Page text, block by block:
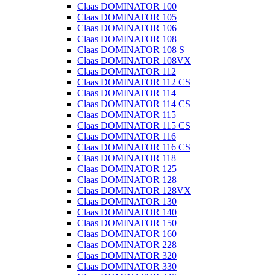
Claas DOMINATOR 100
Claas DOMINATOR 105
Claas DOMINATOR 106
Claas DOMINATOR 108
Claas DOMINATOR 108 S
Claas DOMINATOR 108VX
Claas DOMINATOR 112
Claas DOMINATOR 112 CS
Claas DOMINATOR 114
Claas DOMINATOR 114 CS
Claas DOMINATOR 115
Claas DOMINATOR 115 CS
Claas DOMINATOR 116
Claas DOMINATOR 116 CS
Claas DOMINATOR 118
Claas DOMINATOR 125
Claas DOMINATOR 128
Claas DOMINATOR 128VX
Claas DOMINATOR 130
Claas DOMINATOR 140
Claas DOMINATOR 150
Claas DOMINATOR 160
Claas DOMINATOR 228
Claas DOMINATOR 320
Claas DOMINATOR 330